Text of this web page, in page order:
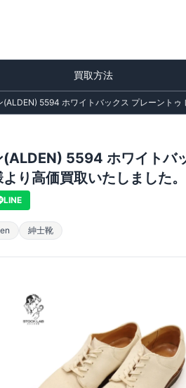
買取方法
(ALDEN) 5594 ホワイトバックス プレーント
(ALDEN) 5594 ホワイトバ
り高価買取いたしました。
LINE
紳士靴